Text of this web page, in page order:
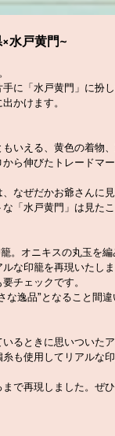
水戸黄門~
に「水戸黄門」に扮し
かけます。
いえる、黄色の着物
ら伸びたトレードマ
なぜだかお爺さんに
「水戸黄門」は見たこ
。オニキスの丸玉を編
な印籠を再現いたし
チェックです。
逸品”となること間違
るときに思いついた
も使用してリアルな
で再現しました。ぜ